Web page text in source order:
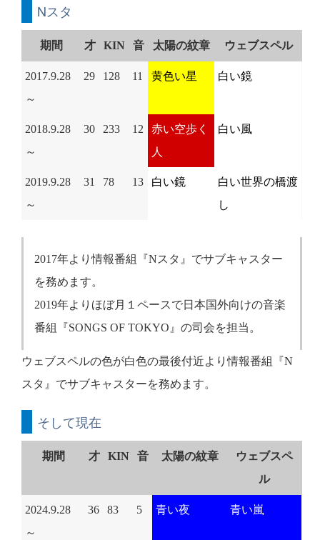
Nスタ
期間 才 KIN 音 太陽の紋章 ウェブスペル
2017.9.28
～
29 128 11 黄色い星 白い鏡
2018.9.28
～
30 233 12
赤い空歩く
人
白い風
2019.9.28
～
31 78 13 白い鏡
白い世界の橋渡
し
2017年より情報番組『Nスタ』でサブキャスター
を務めます。
2019年よりほぼ月１ペースで日本国外向けの音楽
番組『SONGS OF TOKYO』の司会を担当。
ウェブスペルの色が白色の最後付近より情報番組『N
スタ』でサブキャスターを務めます。
そして現在
期間 才 KIN 音 太陽の紋章
ウェブスペ
ル
2024.9.28
～
36 83 5 青い夜 青い嵐